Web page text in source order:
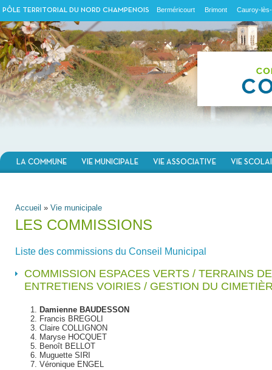
LA COMMUNE VIE MUNICIPALE VIE ASSOCIATIVE VIE
VOUS ÊTES ICI
Accueil » Vie municipale
LES COMMISSIONS
Liste des commissions du Conseil Municipal
COMMISSION ESPACES VERTS / TERRAINS
ENTRETIENS VOIRIES / GESTION DU
Damienne BAUDESSON
Francis BREGOLI
Claire COLLIGNON
Maryse HOCQUET
Benoît BELLOT
Muguette SIRI
Véronique ENGEL
PÔLE TERRITORIAL DU NORD CHAMPENOIS Berméricourt Brimont Cauroy-